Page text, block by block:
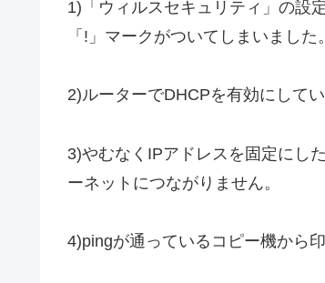
1)「ウィルスセキュリティ」の設
「!」マークがついてしまいまし
2)ルーターでDHCPを有効にして
3)やむなくIPアドレスを固定にし
ーネットにつながりません。
4)pingが通っているコピー機から